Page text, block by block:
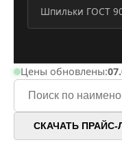
Шпильки ГОСТ
Цены обновлены:
СКАЧАТЬ ПРАЙС-